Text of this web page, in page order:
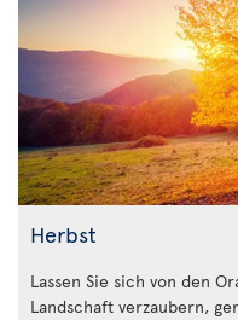
Herbst
Lassen Sie sich von den
Landschaft verzaubern,